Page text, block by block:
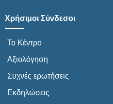
Χρήσιμοι Σύνδεσοι
Το Κέντρο
Αξιολόγηση
Συχνές ερωτήσεις
Εκδηλώσεις